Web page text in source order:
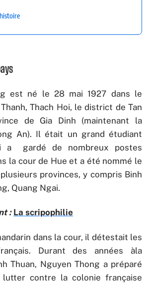
est né le 28 mai 1927 dans le
Thach Hoi, le district de Tan
de Gia Dinh (maintenant la
An). Il était un grand étudiant
a gardé de nombreux postes
la cour de Hue et a été nommé le
provinces, y compris Binh
Quang Ngai.
: La scripophilie
dans la cour, il détestait les
Durant des années àla
Thuan, Nguyen Thong a préparé
contre la colonie française